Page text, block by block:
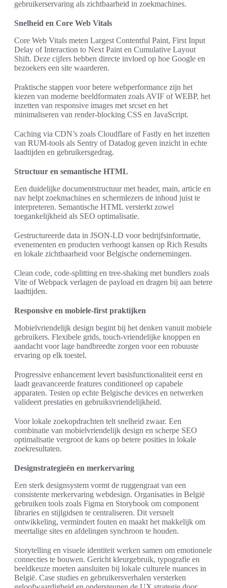
gebruikerservaring als zichtbaarheid in zoekmachines.
Snelheid en Core Web Vitals
Core Web Vitals meten Largest Contentful Paint, First Input
Delay of Interaction to Next Paint en Cumulative Layout
Shift. Deze cijfers hebben directe invloed op hoe Google en
bezoekers een site waarderen.
Praktische stappen voor betere webperformance zijn het
kiezen van moderne beeldformaten zoals AVIF of WEBP, het
inzetten van responsive images met srcset en het
minimaliseren van render-blocking CSS en JavaScript.
Caching via CDN’s zoals Cloudflare of Fastly en het inzetten
van RUM-tools als Sentry of Datadog geven inzicht in echte
laadtijden en gebruikersgedrag.
Structuur en semantische HTML
Een duidelijke documentstructuur met header, main, article en
nav helpt zoekmachines en schermlezers de inhoud juist te
interpreteren. Semantische HTML versterkt zowel
toegankelijkheid als SEO optimalisatie.
Gestructureerde data in JSON-LD voor bedrijfsinformatie,
evenementen en producten verhoogt kansen op Rich Results
en lokale zichtbaarheid voor Belgische ondernemingen.
Clean code, code-splitting en tree-shaking met bundlers zoals
Vite of Webpack verlagen de payload en dragen bij aan betere
laadtijden.
Responsive en mobiele-first praktijken
Mobielvriendelijk design begint bij het denken vanuit mobiele
gebruikers. Flexibele grids, touch-vriendelijke knoppen en
aandacht voor lage bandbreedte zorgen voor een robuuste
ervaring op elk toestel.
Progressive enhancement levert basisfunctionaliteit eerst en
laadt geavanceerde features conditioneel op capabele
apparaten. Testen op echte Belgische devices en netwerken
valideert prestaties en gebruiksvriendelijkheid.
Voor lokale zoekopdrachten telt snelheid zwaar. Een
combinatie van mobielvriendelijk design en scherpe SEO
optimalisatie vergroot de kans op betere posities in lokale
zoekresultaten.
Designstrategieën en merkervaring
Een sterk designsystem vormt de ruggengraat van een
consistente merkervaring webdesign. Organisaties in België
gebruiken tools zoals Figma en Storybook om component
libraries en stijlgidsen te centraliseren. Dit versnelt
ontwikkeling, vermindert fouten en maakt het makkelijk om
meertalige sites en afdelingen synchroon te houden.
Storytelling en visuele identiteit werken samen om emotionele
connecties te bouwen. Gericht kleurgebruik, typografie en
beeldkeuze moeten aansluiten bij lokale culturele nuances in
België. Case studies en gebruikersverhalen versterken